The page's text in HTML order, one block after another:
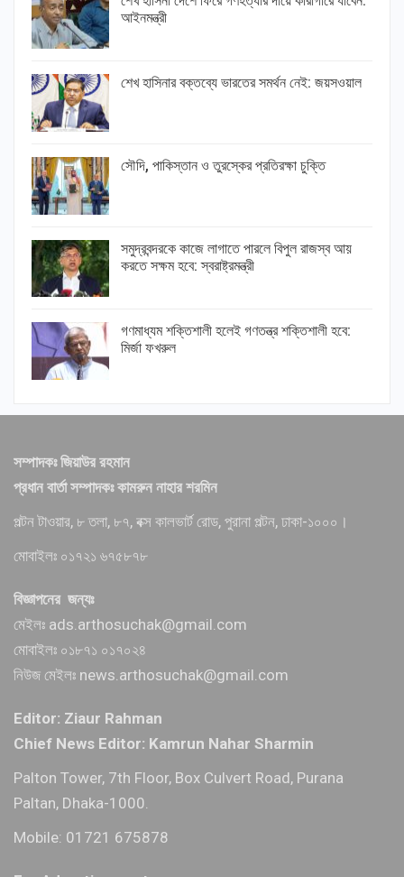
আইনমন্ত্রী
শেখ হাসিনার বক্তব্যে ভারতের সমর্থন নেই: জয়সওয়াল
সৌদি, পাকিস্তান ও তুরস্কের প্রতিরক্ষা চুক্তি
সমুদ্রবন্দরকে কাজে লাগাতে পারলে বিপুল রাজস্ব আয়
করতে সক্ষম হবে: স্বরাষ্ট্রমন্ত্রী
গণমাধ্যম শক্তিশালী হলেই গণতন্ত্র শক্তিশালী হবে:
মির্জা ফখরুল
সম্পাদকঃ জিয়াউর রহমান
প্রধান বার্তা সম্পাদকঃ কামরুন নাহার শরমিন
পল্টন টাওয়ার, ৮ তলা, ৮৭, বক্স কালভার্ট রোড, পুরানা পল্টন, ঢাকা-১০০০।
মোবাইলঃ ০১৭২১ ৬৭৫৮৭৮
বিজ্ঞাপনের জন্যঃ
মেইলঃ ads.arthosuchak@gmail.com
মোবাইলঃ ০১৮৭১ ০১৭০২৪
নিউজ মেইলঃ news.arthosuchak@gmail.com
Editor: Ziaur Rahman
Chief News Editor: Kamrun Nahar Sharmin
Palton Tower, 7th Floor, Box Culvert Road, Purana
Paltan, Dhaka-1000.
Mobile: 01721 675878